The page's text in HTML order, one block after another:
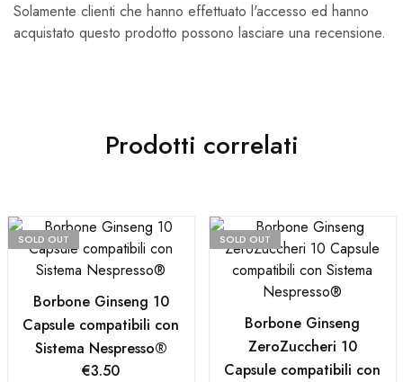
Solamente clienti che hanno effettuato l'accesso ed hanno
acquistato questo prodotto possono lasciare una recensione.
Prodotti correlati
SOLD OUT
Borbone Ginseng 10
Capsule compatibili con
Sistema Nespresso®
€3.50
SOLD OUT
Borbone Ginseng
ZeroZuccheri 10
Capsule compatibili con